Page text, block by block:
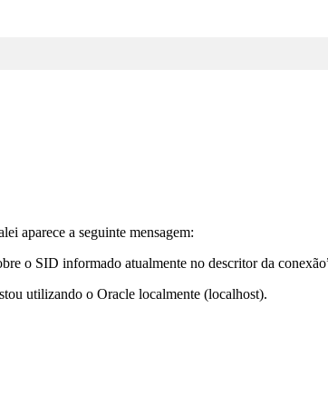
aparece a seguinte mensagem:
o SID informado atualmente no descritor da
utilizando o Oracle localmente (localhost).